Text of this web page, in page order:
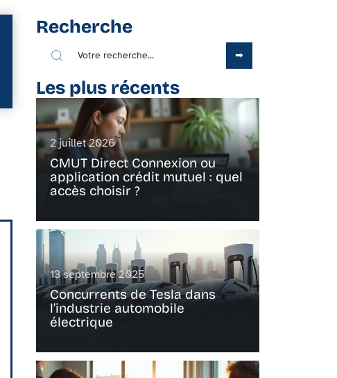
Recherche
Les plus récents
2 juillet 2026
CMUT Direct Connexion ou
application crédit mutuel : quel
accès choisir ?
13 septembre 2025
Concurrents de Tesla dans
l’industrie automobile
électrique